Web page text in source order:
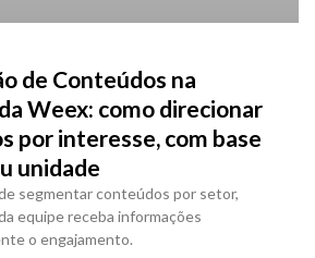
de Conteúdos na
Weex: como direcionar
por interesse, com base
unidade
segmentar conteúdos por setor,
equipe receba informações
o engajamento.